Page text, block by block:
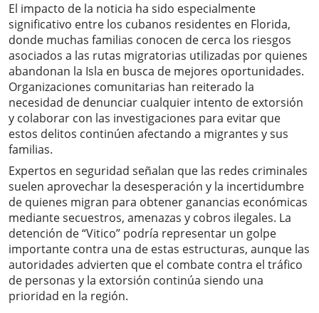
El impacto de la noticia ha sido especialmente
significativo entre los cubanos residentes en Florida,
donde muchas familias conocen de cerca los riesgos
asociados a las rutas migratorias utilizadas por quienes
abandonan la Isla en busca de mejores oportunidades.
Organizaciones comunitarias han reiterado la
necesidad de denunciar cualquier intento de extorsión
y colaborar con las investigaciones para evitar que
estos delitos continúen afectando a migrantes y sus
familias.
Expertos en seguridad señalan que las redes criminales
suelen aprovechar la desesperación y la incertidumbre
de quienes migran para obtener ganancias económicas
mediante secuestros, amenazas y cobros ilegales. La
detención de “Vitico” podría representar un golpe
importante contra una de estas estructuras, aunque las
autoridades advierten que el combate contra el tráfico
de personas y la extorsión continúa siendo una
prioridad en la región.